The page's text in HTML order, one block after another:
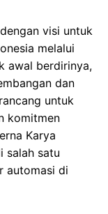
visi untuk
melalui
awal berdirinya,
dan
untuk
komitmen
Karya
salah satu
automasi di